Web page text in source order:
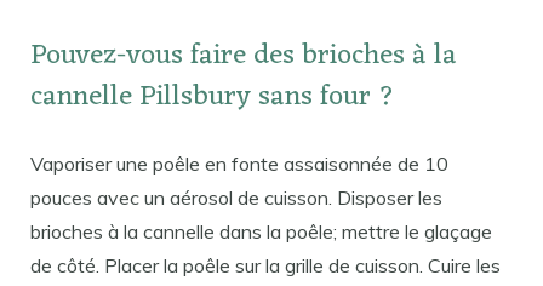
Pouvez-vous faire des brioches à la
cannelle Pillsbury sans four ?
Vaporiser une poêle en fonte assaisonnée de 10
pouces avec un aérosol de cuisson. Disposer les
brioches à la cannelle dans la poêle; mettre le glaçage
de côté. Placer la poêle sur la grille de cuisson. Cuire les